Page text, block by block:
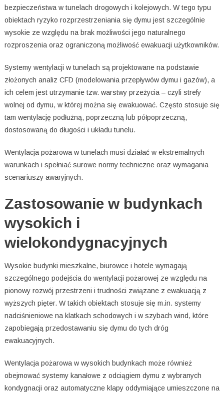
bezpieczeństwa w tunelach drogowych i kolejowych. W tego typu
obiektach ryzyko rozprzestrzeniania się dymu jest szczególnie
wysokie ze względu na brak możliwości jego naturalnego
rozproszenia oraz ograniczoną możliwość ewakuacji użytkowników.
Systemy wentylacji w tunelach są projektowane na podstawie
złożonych analiz CFD (modelowania przepływów dymu i gazów), a
ich celem jest utrzymanie tzw. warstwy przeżycia – czyli strefy
wolnej od dymu, w której można się ewakuować. Często stosuje się
tam wentylację podłużną, poprzeczną lub półpoprzeczną,
dostosowaną do długości i układu tunelu.
Wentylacja pożarowa w tunelach musi działać w ekstremalnych
warunkach i spełniać surowe normy techniczne oraz wymagania
scenariuszy awaryjnych.
Zastosowanie w budynkach
wysokich i
wielokondygnacyjnych
Wysokie budynki mieszkalne, biurowce i hotele wymagają
szczególnego podejścia do wentylacji pożarowej ze względu na
pionowy rozwój przestrzeni i trudności związane z ewakuacją z
wyższych pięter. W takich obiektach stosuje się m.in. systemy
nadciśnieniowe na klatkach schodowych i w szybach wind, które
zapobiegają przedostawaniu się dymu do tych dróg
ewakuacyjnych.
Wentylacja pożarowa w wysokich budynkach może również
obejmować systemy kanałowe z odciągiem dymu z wybranych
kondygnacji oraz automatyczne klapy oddymiające umieszczone na